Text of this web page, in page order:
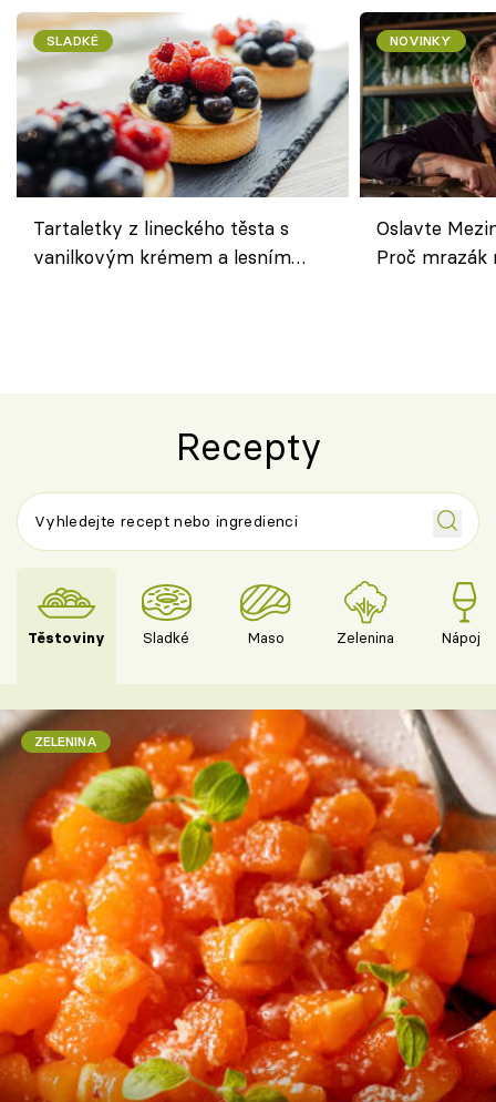
SLADKÉ
Tartaletky z lineckého těsta s
vanilkovým krémem a lesním
NOVINKY
Oslavte
Proč
Recepty
Těstoviny Sladké Maso Zelenina Nápoje
ZELENINA